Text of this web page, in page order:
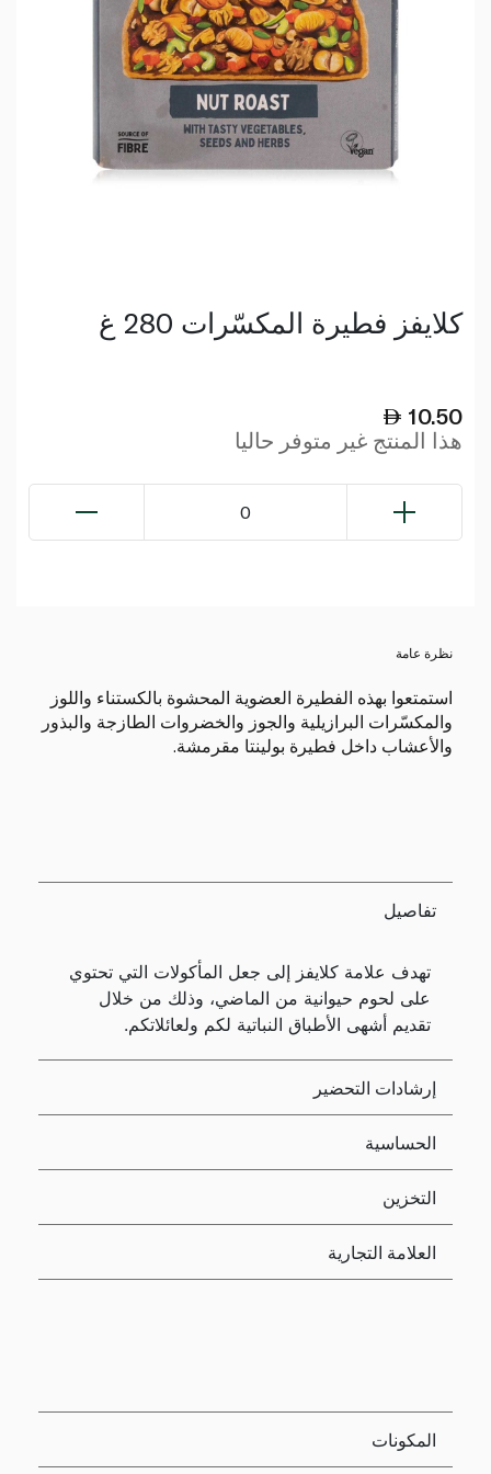
كلايفز فطيرة المكسّرات 280 غ
10.50
هذا المنتج غير متوفر حاليا
0
نظرة عامة
استمتعوا بهذه الفطيرة العضوية المحشوة بالكستناء واللوز
والمكسّرات البرازيلية والجوز والخضروات الطازجة والبذور
والأعشاب داخل فطيرة بولينتا مقرمشة.
تفاصيل
تهدف علامة كلايفز إلى جعل المأكولات التي تحتوي
على لحوم حيوانية من الماضي، وذلك من خلال
تقديم أشهى الأطباق النباتية لكم ولعائلاتكم.
إرشادات التحضير
الحساسية
التخزين
العلامة التجارية
المكونات